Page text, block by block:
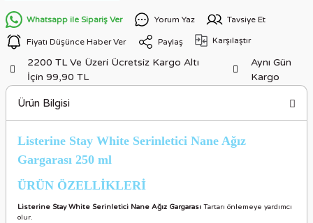
Whatsapp ile Sipariş Ver Yorum Yaz Tavsiye Et
Fiyatı Düşünce Haber Ver Paylaş Karşılaştır
2200 TL Ve Üzeri Ücretsiz Kargo Altı
İçin 99,90 TL
Aynı Gün
Kargo
Ürün Bilgisi
Listerine Stay White Serinletici Nane Ağız
Gargarası 250 ml
ÜRÜN ÖZELLİKLERİ
Listerine Stay White Serinletici Nane Ağız Gargarası Tartarı önlemeye yardımcı
olur.